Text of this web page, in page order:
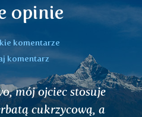
opinie
komentarze
komentarz
cudowne herbaty.
(ten dostępny na